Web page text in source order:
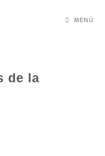
MENÚ
de la